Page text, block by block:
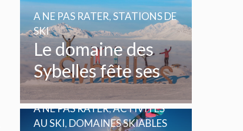
Le domaine des
Sybelles fête ses
20 ans
A NE PAS RATER,STATIONS DE
SKI
A NE PAS RATER,ACTIVITÉS
AU SKI, DOMAINES SKIABLES